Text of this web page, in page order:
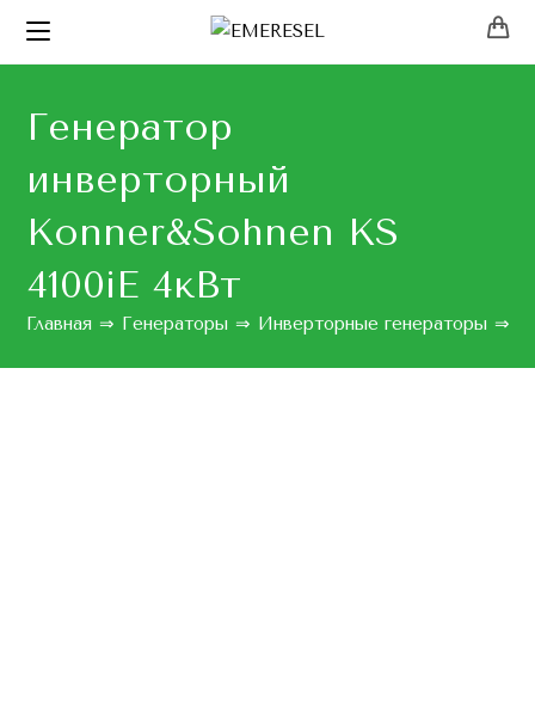
Генератор
инверторный
Konner&Sohnen KS
4100iE 4кВт
Главная ⇒ Генераторы ⇒ Инверторные генераторы ⇒